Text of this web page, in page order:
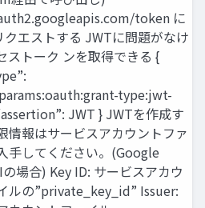
token に
クエストする JWTに問題がなけ
ストーク ンを取得できる {
type:jwt-
JWT } JWTを作成す
情報はサービスアカウントファ
手してください。(Google
場合) Key ID: サービスアカウ
ルの”private_key_id” Issuer: